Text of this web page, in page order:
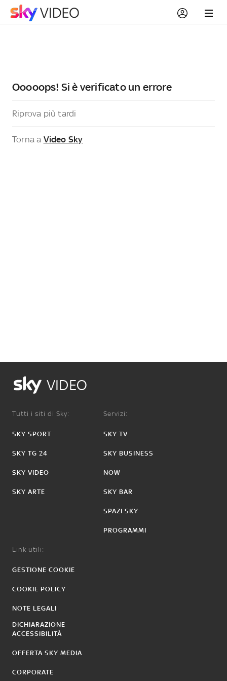
Ooooops! Si è verificato un errore
Riprova più tardi
Torna a Video Sky
VIDEO
Tutti i siti di Sky:
SKY SPORT
SKY TG 24
SKY VIDEO
SKY ARTE
Servizi:
SKY TV
SKY BUSINESS
NOW
SKY BAR
SPAZI SKY
PROGRAMMI
Link utili:
GESTIONE COOKIE
COOKIE POLICY
NOTE LEGALI
DICHIARAZIONE
ACCESSIBILITÀ
OFFERTA SKY MEDIA
CORPORATE